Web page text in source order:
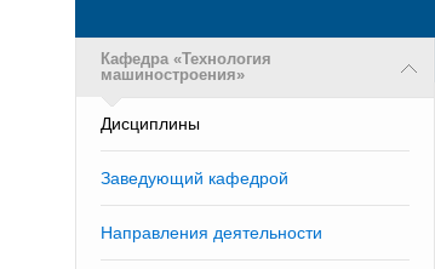
Кафедра «Технология
машиностроения»
Дисциплины
Заведующий кафедрой
Направления деятельности